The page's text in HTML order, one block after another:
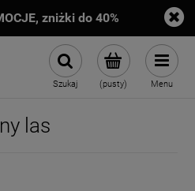
zniżki do 40%
(pusty)
Szukaj Menu
las